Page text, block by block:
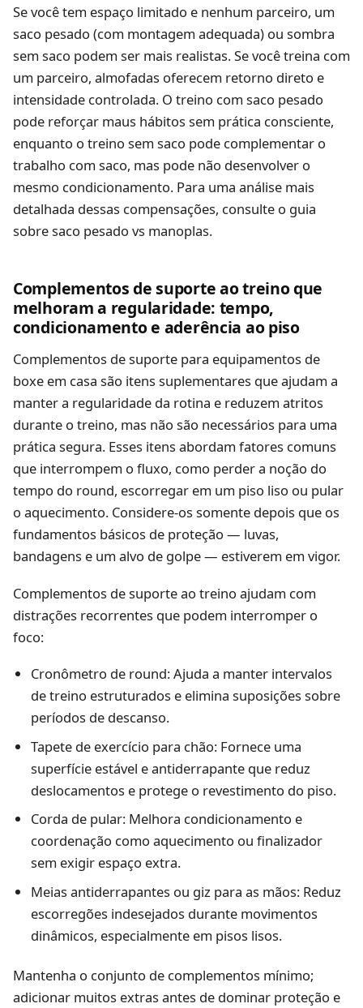
Se você tem espaço limitado e nenhum parceiro, um
saco pesado (com montagem adequada) ou sombra
sem saco podem ser mais realistas. Se você treina com
um parceiro, almofadas oferecem retorno direto e
intensidade controlada. O treino com saco pesado
pode reforçar maus hábitos sem prática consciente,
enquanto o treino sem saco pode complementar o
trabalho com saco, mas pode não desenvolver o
mesmo condicionamento. Para uma análise mais
detalhada dessas compensações, consulte o guia
sobresaco pesado vs manoplas.
Complementos de suporte ao treino que
melhoram a regularidade: tempo,
condicionamento e aderência ao piso
Complementos de suporte para equipamentos de
boxe em casa são itens suplementares que ajudam a
manter a regularidade da rotina e reduzem atritos
durante o treino, mas não são necessários para uma
prática segura. Esses itens abordam fatores comuns
que interrompem o fluxo, como perder a noção do
tempo do round, escorregar em um piso liso ou pular
o aquecimento. Considere-os somente depois que os
fundamentos básicos de proteção — luvas,
bandagens e um alvo de golpe — estiverem em vigor.
Complementos de suporte ao treino ajudam com
distrações recorrentes que podem interromper o
foco:
Cronômetro de round: Ajuda a manter intervalos
de treino estruturados e elimina suposições sobre
períodos de descanso.
Tapete de exercício para chão: Fornece uma
superfície estável e antiderrapante que reduz
deslocamentos e protege o revestimento do piso.
Corda de pular: Melhora condicionamento e
coordenação como aquecimento ou finalizador
sem exigir espaço extra.
Meias antiderrapantes ou giz para as mãos: Reduz
escorregões indesejados durante movimentos
dinâmicos, especialmente em pisos lisos.
Mantenha o conjunto de complementos mínimo;
adicionar muitos extras antes de dominar proteção e